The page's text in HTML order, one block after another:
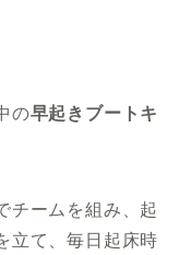
の早起きブートキ
チームを組み、起
立て、毎日起床時